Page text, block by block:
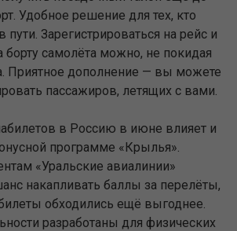
Удобное решение для тех, кто
Зарегистрироваться на рейс и
борту самолёта можно, не покидая
Приятное дополнение — вы можете
пассажиров, летящих с вами.
в Россию в июне влияет и
программе «Крылья».
«Уральские авиалинии»
накапливать баллы за перелёты,
обходились ещё выгоднее.
разработаны для физических